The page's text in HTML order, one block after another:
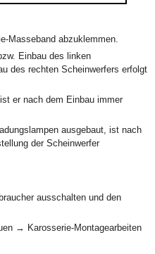
Masseband abzuklemmen.
Einbau des linken
des rechten Scheinwerfers erfolgt
er nach dem Einbau immer
ausgebaut, ist nach
der Scheinwerfer
ausschalten und den
→ Karosserie-Montagearbeiten